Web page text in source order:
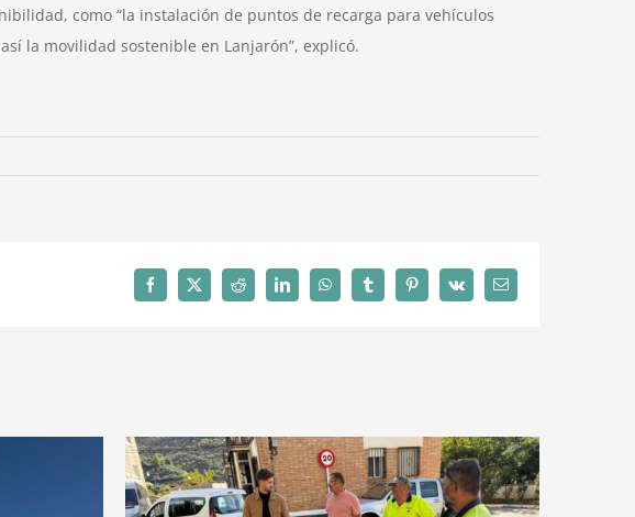
como “la instalación de puntos de recarga para vehículos
la movilidad sostenible en Lanjarón”, explicó.
Facebook
X Reddit LinkedInWhatsAppTumblrPinterest
Vk
Correo
electrónico